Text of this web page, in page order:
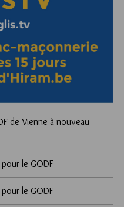
de Vienne à nouveau
le GODF
le GODF